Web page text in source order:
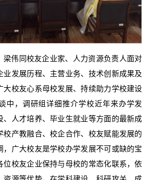
梁伟同校友企业家、人力资源负责人面对
业发展历程、主营业务、技术创新成果及
大校友心系母校发展、持续助力学校建设
中，调研组详细推介学校近年来办学发
、人才培养、毕业生就业等方面的最新成
校产教融合、校企合作、校友赋能发展的
，广大校友是学校办学发展不可或缺的宝
位校友企业保持与母校的常态化联系，依